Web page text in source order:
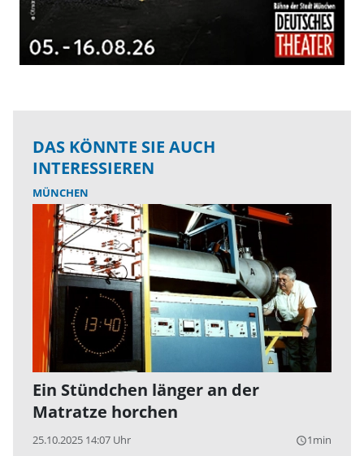
DAS KÖNNTE SIE AUCH
INTERESSIEREN
MÜNCHEN
Ein Stündchen länger an der
Matratze horchen
25.10.2025 14:07 Uhr query_builder1min